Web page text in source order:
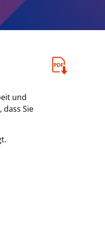
und
Sie